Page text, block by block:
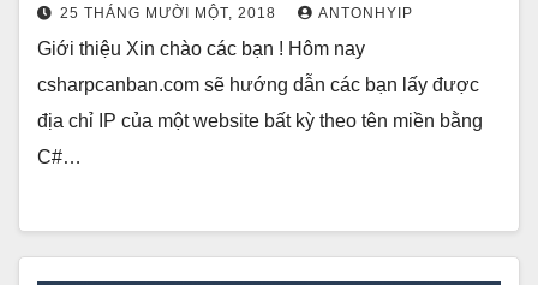
25 THÁNG MƯỜI MỘT, 2018 ANTONHYIP
Giới thiệu Xin chào các bạn ! Hôm nay
csharpcanban.com sẽ hướng dẫn các bạn lấy được
địa chỉ IP của một website bất kỳ theo tên miền bằng
C#…